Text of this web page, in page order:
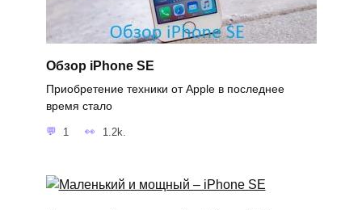
Обзор iPhone SE
Приобретение техники от Apple в последнее
время стало
1 1.2k.